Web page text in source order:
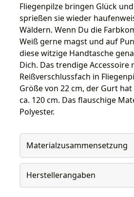
Fliegenpilze bringen Glück
sprießen sie wieder
Wäldern. Wenn Du die
Weiß gerne magst und auf
diese witzige Handtasche
Dich. Das trendige Accessoire
Reißverschlussfach in
Größe von 22 cm, der Gurt hat
ca. 120 cm. Das flauschige
Polyester.
Materialzusammensetzung
Herstellerangaben